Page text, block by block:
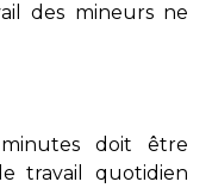
des mineurs ne
doit être
travail quotidien